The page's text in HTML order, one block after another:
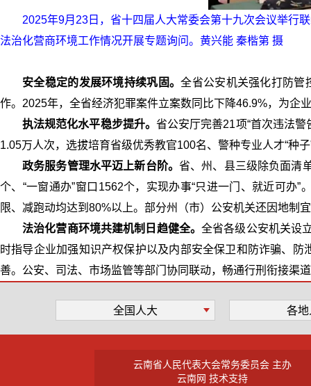
2025年9月23日，省十四届人大常委会第十九次会议举行
法治化营商环境工作情况开展专题询问。黄兴能 秦楷第 摄
安全稳定的发展环境持续巩固。全省公安机关强化打防管
作。2025年，全省经济犯罪案件立案数同比下降46.9%，为企
执法规范化水平稳步提升。 省公安厅完善21项“首次违法
1.05万人次，选拔培育省级优秀教官100名、警种专业人才“种
政务服务管理水平迈上新台阶。 省、州、县三级除负面清
个、“一窗通办”窗口1562个，实现办事“只进一门、就近可办
限、减跑动均达到80%以上。部分州（市）公安机关还因地制
法治化营商环境共建机制日趋健全。全省各级公安机关设
时指导企业加强知识产权保护以及内部安全保卫和防诈骗、
善。公安、司法、市场监管等部门协同联动，畅通行刑衔接渠
全国人大 各
云南省人民代表大会常务委员会 主办
云南网 技术支持